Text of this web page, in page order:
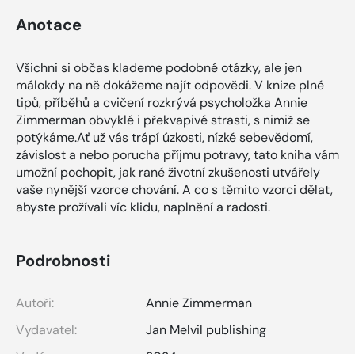
Anotace
Všichni si občas klademe podobné otázky, ale jen
málokdy na ně dokážeme najít odpovědi. V knize plné
tipů, příběhů a cvičení rozkrývá psycholožka Annie
Zimmerman obvyklé i překvapivé strasti, s nimiž se
potýkáme.Ať už vás trápí úzkosti, nízké sebevědomí,
závislost a nebo porucha příjmu potravy, tato kniha vám
umožní pochopit, jak rané životní zkušenosti utvářely
vaše nynější vzorce chování. A co s těmito vzorci dělat,
abyste prožívali víc klidu, naplnění a radosti.
Podrobnosti
Autoři:
Annie Zimmerman
Vydavatel:
Jan Melvil publishing